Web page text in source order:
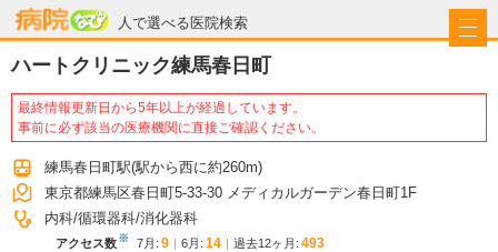
人で選べる医院検索
病院なび
ハートクリニック練馬春日町
最終情報更新日から5年以上が経過しています。
事前に必ず該当の医療機関に直接ご確認ください。
練馬春日町駅(駅から西に約260m)
東京都練馬区春日町5-33-30 メディカルガーデン春日町1F
内科 循環器科 消化器科
アクセス数※ 7月 : 9 6月 : 14 過去12ヶ月: 493